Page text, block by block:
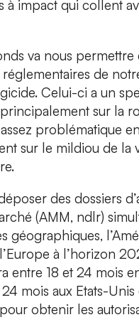
à impact qui collent
va nous
réglementaires de
Celui-ci a un
sur la
problématique
sur le mildiou de la
des dossiers
(AMM, ndlr)
géographiques,
à l’horizon
entre 18 et 24 mois
mois aux Etats-
obtenir les